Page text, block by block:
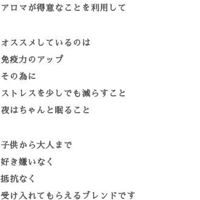
アロマが得意なことを利用して
オススメしているのは
免疫力のアップ
その為に
ストレスを少しでも減らすこと
夜はちゃんと眠ること
子供から大人まで
好き嫌いなく
抵抗なく
受け入れてもらえるブレンドです